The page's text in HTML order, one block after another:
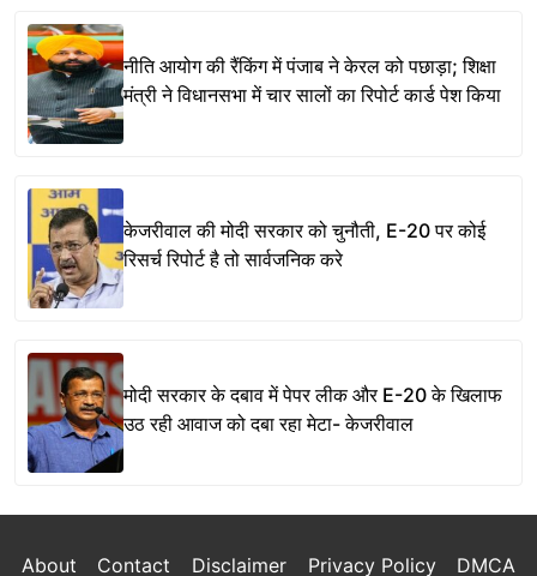
नीति आयोग की रैंकिंग में पंजाब ने केरल को पछाड़ा; शिक्षा
मंत्री ने विधानसभा में चार सालों का रिपोर्ट कार्ड पेश किया
केजरीवाल की मोदी सरकार को चुनौती, E-20 पर कोई
रिसर्च रिपोर्ट है तो सार्वजनिक करे
मोदी सरकार के दबाव में पेपर लीक और E-20 के खिलाफ
उठ रही आवाज को दबा रहा मेटा- केजरीवाल
About Contact Disclaimer Privacy Policy DMCA